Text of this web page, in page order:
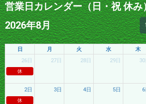
営業日カレンダー（日・祝 休み
2026年8月
日 月 火 水 木
26日
休
27日 28日 29日 30
2日
休
3日 4日 5日 6